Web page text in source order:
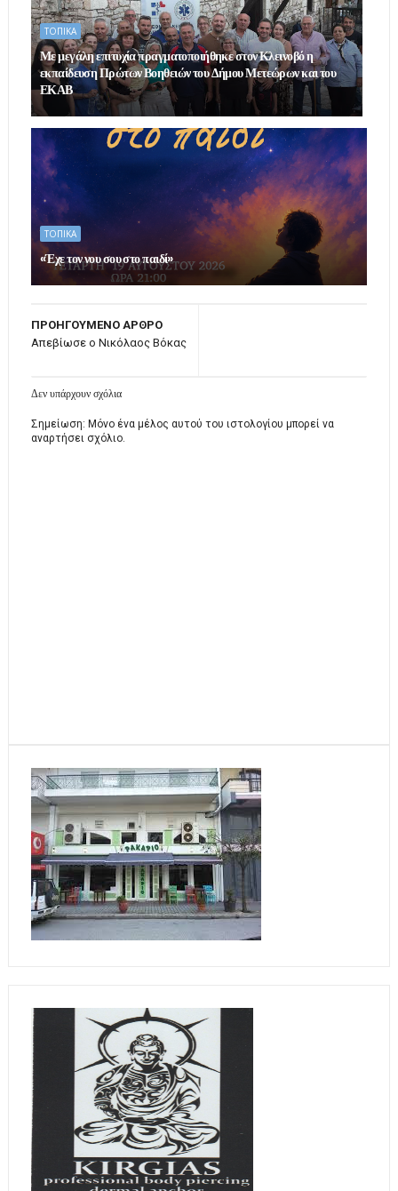
ΤΟΠΙΚΑ
Με μεγάλη επιτυχία πραγματοποιήθηκε στον Κλεινοβό η
εκπαίδευση Πρώτων Βοηθειών του Δήμου Μετεώρων και του
ΕΚΑΒ
ΤΟΠΙΚΑ
«Έχε τον νου σου στο παιδί»
ΠΡΟΗΓΟΥΜΕΝΟ ΑΡΘΡΟ
Απεβίωσε ο Νικόλαος Βόκας
Δεν υπάρχουν σχόλια
Σημείωση: Μόνο ένα μέλος αυτού του ιστολογίου μπορεί να
αναρτήσει σχόλιο.